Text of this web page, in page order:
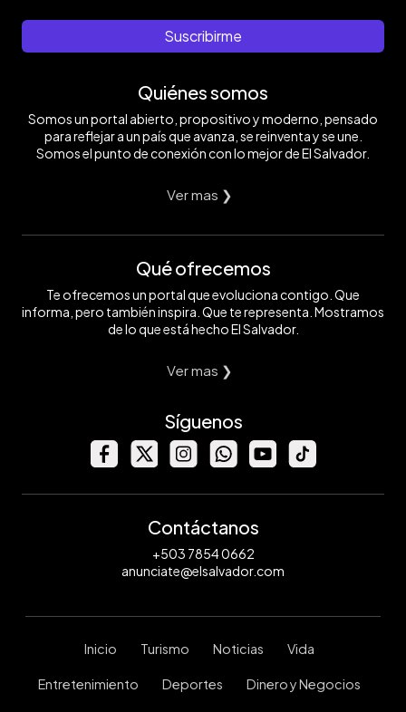
Suscribirme
Quiénes somos
Somos un portal abierto, propositivo y moderno, pensado
para reflejar a un país que avanza, se reinventa y se une.
Somos el punto de conexión con lo mejor de El Salvador.
Ver mas ❯
Qué ofrecemos
Te ofrecemos un portal que evoluciona contigo. Que
informa, pero también inspira. Que te representa. Mostramos
de lo que está hecho El Salvador.
Ver mas ❯
Síguenos
Contáctanos
+503 7854 0662
anunciate@elsalvador.com
Inicio Turismo Noticias Vida
Entretenimiento Deportes Dinero y Negocios